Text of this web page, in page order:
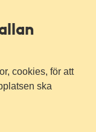
cookies, för att
ska